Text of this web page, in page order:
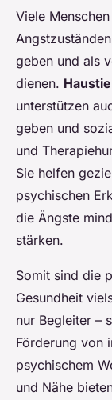
Viele
geben und als
dienen.
unterstützen
geben und
und
Sie helfen
psychischen
die Ängste
stärken.
Somit sind die
Gesundheit
nur Begleiter –
Förderung von
psychischem
und Nähe